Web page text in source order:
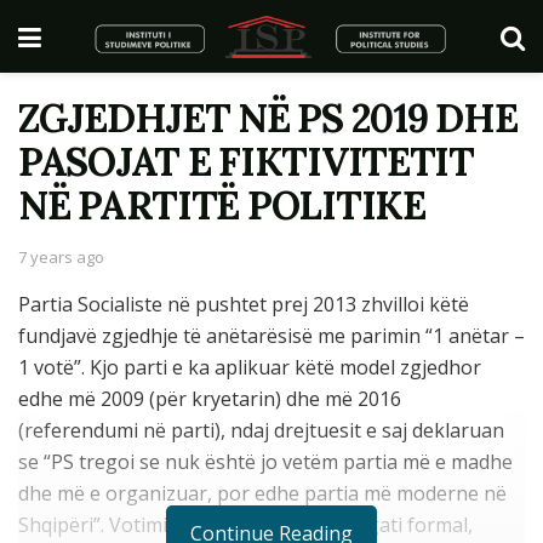
ZGJEDHJET NË PS 2019 DHE
PASOJAT E FIKTIVITETIT
NË PARTITË POLITIKE
7 years ago
Partia Socialiste në pushtet prej 2013 zhvilloi këtë
fundjavë zgjedhje të anëtarësisë me parimin “1 anëtar –
1 votë”. Kjo parti e ka aplikuar këtë model zgjedhor
edhe më 2009 (për kryetarin) dhe më 2016
(referendumi në parti), ndaj drejtuesit e saj deklaruan
se “PS tregoi se nuk është jo vetëm partia më e madhe
dhe më e organizuar, por edhe partia më moderne në
Shqipëri”. Votimi i kësaj fundjave ishte gati formal,
Continue Reading